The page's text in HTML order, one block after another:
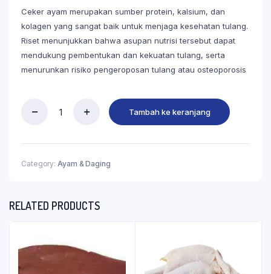
Ceker ayam merupakan sumber protein, kalsium, dan
kolagen yang sangat baik untuk menjaga kesehatan tulang.
Riset menunjukkan bahwa asupan nutrisi tersebut dapat
mendukung pembentukan dan kekuatan tulang, serta
menurunkan risiko pengeroposan tulang atau osteoporosis
Tambah ke keranjang
Category: Ayam & Daging
RELATED PRODUCTS